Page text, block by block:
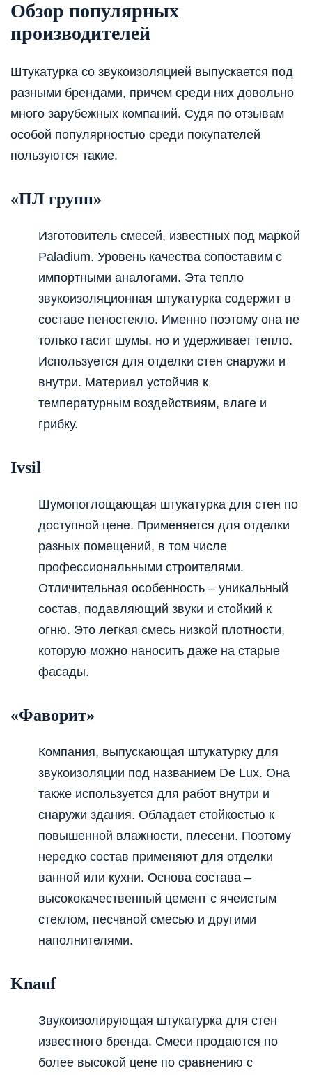
Обзор популярных
производителей
Штукатурка со звукоизоляцией выпускается под
разными брендами, причем среди них довольно
много зарубежных компаний. Судя по отзывам
особой популярностью среди покупателей
пользуются такие.
«ПЛ групп»
Изготовитель смесей, известных под маркой
Paladium. Уровень качества сопоставим с
импортными аналогами. Эта тепло
звукоизоляционная штукатурка содержит в
составе пеностекло. Именно поэтому она не
только гасит шумы, но и удерживает тепло.
Используется для отделки стен снаружи и
внутри. Материал устойчив к
температурным воздействиям, влаге и
грибку.
Ivsil
Шумопоглощающая штукатурка для стен по
доступной цене. Применяется для отделки
разных помещений, в том числе
профессиональными строителями.
Отличительная особенность – уникальный
состав, подавляющий звуки и стойкий к
огню. Это легкая смесь низкой плотности,
которую можно наносить даже на старые
фасады.
«Фаворит»
Компания, выпускающая штукатурку для
звукоизоляции под названием De Lux. Она
также используется для работ внутри и
снаружи здания. Обладает стойкостью к
повышенной влажности, плесени. Поэтому
нередко состав применяют для отделки
ванной или кухни. Основа состава –
высококачественный цемент с ячеистым
стеклом, песчаной смесью и другими
наполнителями.
Knauf
Звукоизолирующая штукатурка для стен
известного бренда. Смеси продаются по
более высокой цене по сравнению с